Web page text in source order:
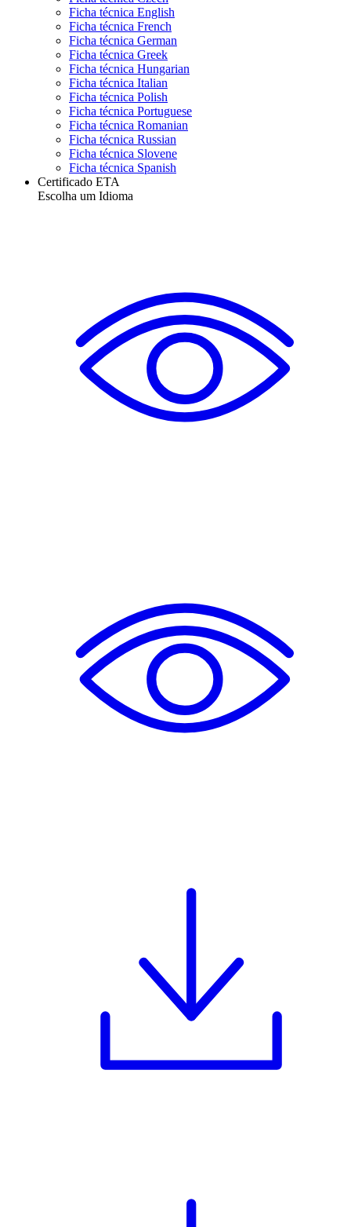
Ficha técnica English
Ficha técnica French
Ficha técnica German
Ficha técnica Greek
Ficha técnica Hungarian
Ficha técnica Italian
Ficha técnica Polish
Ficha técnica Portuguese
Ficha técnica Romanian
Ficha técnica Russian
Ficha técnica Slovene
Ficha técnica Spanish
Certificado ETA
Escolha um Idioma